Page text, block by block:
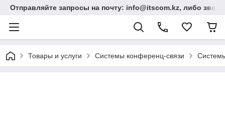
Отправляйте запросы на почту: info@itscom.kz, либо
Товары и услуги Системы конференц-связи